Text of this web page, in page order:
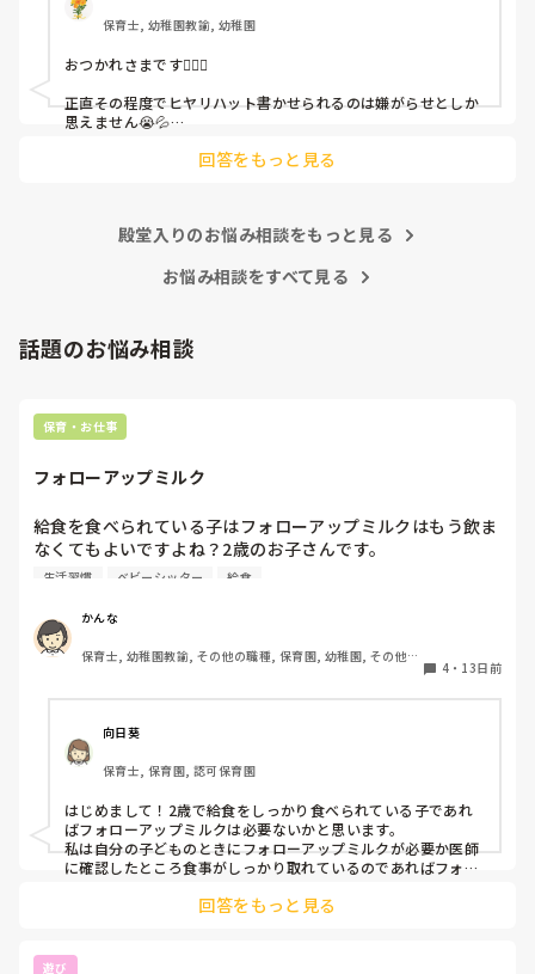
これだけで30〜40分拘束されて辛いです
皆さんの園はどうですか?
保育士, 幼稚園教諭, 幼稚園
おつかれさまです🙇🏻‍♀️
正直その程度でヒヤリハット書かせられるのは嫌がらせとしか
思えません😭💦
回答をもっと見る
殿堂入りのお悩み相談をもっと見る
お悩み相談をすべて見る
話題のお悩み相談
保育・お仕事
フォローアップミルク
給食を食べられている子はフォローアップミルクはもう飲ま
なくてもよいですよね？2歳のお子さんです。
ご家庭で毎日飲ませているのですが、いるのかなと。ご飯も
生活習慣 ベビーシッター 給食
かんな
保育士, 幼稚園教諭, その他の職種, 保育園, 幼稚園, その他の
4・ 13日前
向日葵
保育士, 保育園, 認可保育園
はじめまして！2歳で給食をしっかり食べられている子であれ
ばフォローアップミルクは必要ないかと思います。
私は自分の子どものときにフォローアップミルクが必要か医師
に確認したところ食事がしっかり取れているのであればフォロ
体重の増えなども見るのが1番いいのかもしれません！
回答をもっと見る
遊び